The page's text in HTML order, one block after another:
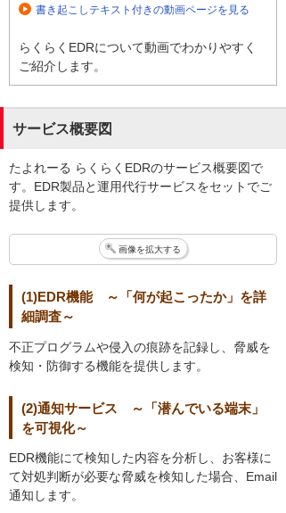
書き起こしテキスト付きの動画ページを見る
らくらくEDRについて動画でわかりやすく
ご紹介します。
サービス概要図
たよれーる らくらくEDRのサービス概要図で
す。EDR製品と運用代行サービスをセットでご
提供します。
画像を拡大する
(1)EDR機能 ～「何が起こったか」を詳
細調査～
不正プログラムや侵入の痕跡を記録し、脅威を
検知・防御する機能を提供します。
(2)通知サービス ～「潜んでいる端末」
を可視化～
EDR機能にて検知した内容を分析し、お客様に
て対処判断が必要な脅威を検知した場合、Email
通知します。